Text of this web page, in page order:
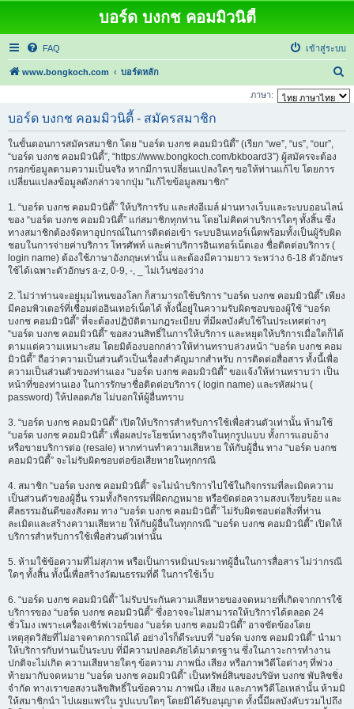
บอร์ด บงกช คอมมิวนิตี้
FAQ เข้าสู่ระบบ
www.bongkoch.com บอร์ดหลัก
น
ภาษา:
บอร์ด บงกช คอมมิวนิตี้ - สมัครสมาชิก
ในขั้นตอนการสมัครสมาชิก โดย “บอร์ด บงกช คอมมิวนิตี้” (เรียก “we”, “us”, “our”,
“บอร์ด บงกช คอมมิวนิตี้”, “https://www.bongkoch.com/bkboard3”) ผู้สมัครจะต้อง
กรอกข้อมูลตามความเป็นจริง หากมีการเปลี่ยนแปลงใดๆ ขอให้ท่านแก้ไข โดยการ
เปลี่ยนแปลงข้อมูลดังกล่าวจากปุ่ม "แก้ไขข้อมูลสมาชิก"
1. “บอร์ด บงกช คอมมิวนิตี้” ให้บริการรับ และส่งอีเมล์ ผ่านทางเว็บและระบบออนไลน์
ของ “บอร์ด บงกช คอมมิวนิตี้” แก่สมาชิกทุกท่าน โดยไม่คิดค่าบริการใดๆ ทั้งสิ้น ซึ่ง
ทางสมาชิกต้องจัดหาอุปกรณ์ในการติดต่อเข้า ระบบอินเทอร์เน็ตพร้อมทั้งเป็นผู้รับผิด
ชอบในการจ่ายค่าบริการ โทรศัพท์ และค่าบริการอินเทอร์เน็ตเอง ชื่อติดต่อบริการ (
login name) ต้องใช้ภาษาอังกฤษเท่านั้น และต้องมีความยาว ระหว่าง 6-18 ตัวอักษร
ใช้ได้เฉพาะตัวอักษร a-z, 0-9, -, _ ไม่เว้นช่องว่าง
2. ไม่ว่าท่านจะอยู่มุมไหนของโลก ก็สามารถใช้บริการ “บอร์ด บงกช คอมมิวนิตี้” เพียง
มีคอมพิวเตอร์ที่เชื่อมต่ออินเทอร์เน็ตได้ ทั้งนี้อยู่ในความรับผิดชอบของผู้ใช้ “บอร์ด
บงกช คอมมิวนิตี้” ที่จะต้องปฏิบัติตามกฎระเบียบ ที่มีผลบังคับใช้ในประเทศต่างๆ
“บอร์ด บงกช คอมมิวนิตี้” ขอสงวนสิทธิ์ในการให้บริการ และหยุดให้บริการเมื่อใดก็ได้
ตามแต่ความเหมาะสม โดยมิต้องบอกกล่าวให้ท่านทราบล่วงหน้า “บอร์ด บงกช คอม
มิวนิตี้” ถือว่าความเป็นส่วนตัวเป็นเรื่องสำคัญมากสำหรับ การติดต่อสื่อสาร ทั้งนี้เพื่อ
ความเป็นส่วนตัวของท่านเอง “บอร์ด บงกช คอมมิวนิตี้” ขอแจ้งให้ท่านทราบว่า เป็น
หน้าที่ของท่านเอง ในการรักษาชื่อติดต่อบริการ ( login name) และรหัสผ่าน (
password) ให้ปลอดภัย ไม่บอกให้ผู้อื่นทราบ
3. “บอร์ด บงกช คอมมิวนิตี้” เปิดให้บริการสำหรับการใช้เพื่อส่วนตัวเท่านั้น ห้ามใช้
“บอร์ด บงกช คอมมิวนิตี้” เพื่อผลประโยชน์ทางธุรกิจในทุกรูปแบบ ทั้งการแอบอ้าง
หรือขายบริการต่อ (resale) หากท่านทำความเสียหาย ให้กับผู้อื่น ทาง “บอร์ด บงกช
คอมมิวนิตี้” จะไม่รับผิดชอบต่อข้อเสียหายในทุกกรณี
4. สมาชิก “บอร์ด บงกช คอมมิวนิตี้” จะไม่นำบริการไปใช้ในกิจกรรมที่ละเมิดความ
เป็นส่วนตัวของผู้อื่น รวมทั้งกิจกรรมที่ผิดกฎหมาย หรือขัดต่อความสงบเรียบร้อย และ
ศีลธรรมอันดีของสังคม ทาง “บอร์ด บงกช คอมมิวนิตี้” ไม่รับผิดชอบต่อสิ่งที่ท่าน
ละเมิดและสร้างความเสียหาย ให้กับผู้อื่นในทุกกรณี “บอร์ด บงกช คอมมิวนิตี้” เปิดให้
บริการสำหรับการใช้เพื่อส่วนตัวเท่านั้น
5. ห้ามใช้ข้อความที่ไม่สุภาพ หรือเป็นการหมิ่นประมาทผู้อื่นในการสื่อสาร ไม่ว่ากรณี
ใดๆ ทั้งสิ้น ทั้งนี้เพื่อสร้างวัฒนธรรมที่ดี ในการใช้เว็บ
6. “บอร์ด บงกช คอมมิวนิตี้” ไม่รับประกันความเสียหายของจดหมายที่เกิดจากการใช้
บริการของ “บอร์ด บงกช คอมมิวนิตี้” ซึ่งอาจจะไม่สามารถให้บริการได้ตลอด 24
ชั่วโมง เพราะเครื่องเซิร์ฟเวอร์ของ “บอร์ด บงกช คอมมิวนิตี้” อาจขัดข้องโดย
เหตุสุดวิสัยที่ไม่อาจคาดการณ์ได้ อย่างไรก็ดีระบบที่ “บอร์ด บงกช คอมมิวนิตี้” นำมา
ให้บริการกับท่านเป็นระบบ ที่มีความปลอดภัยได้มาตรฐาน ซึ่งในภาวะการทำงาน
ปกติจะไม่เกิด ความเสียหายใดๆ ข้อความ ภาพนิ่ง เสียง หรือภาพวิดีโอต่างๆ ที่พ่วง
ท้ายมากับจดหมาย “บอร์ด บงกช คอมมิวนิตี้” เป็นทรัพย์สินของบริษัท บงกช พับลิชชิ่ง
จำกัด ทางเราขอสงวนลิขสิทธิ์ในข้อความ ภาพนิ่ง เสียง และภาพวิดีโอเหล่านั้น ห้ามมิ
ให้สมาชิกนำ ไปเผยแพร่ใน รูปแบบใดๆ โดยมิได้รับอนุญาต ทั้งนี้มีผลบังคับรวมไปถึง